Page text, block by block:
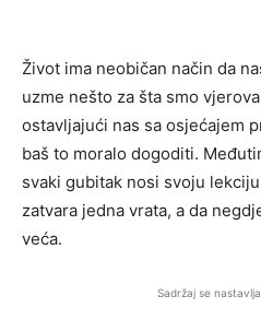
Život ima neobičan način da
uzme nešto za šta smo
ostavljajući nas sa osjećajem
baš to moralo dogoditi.
svaki gubitak nosi svoju
zatvara jedna vrata, a da
veća.
Sadržaj se